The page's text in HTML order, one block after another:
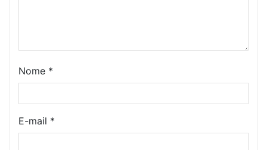
Nome *
E-mail *